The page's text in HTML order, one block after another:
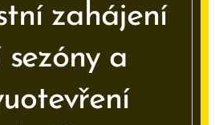
zahájení
sezóny a